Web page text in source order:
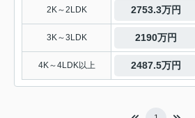
2K～2LDK 2753.3万円
3K～3LDK 2190万円
4K～4LDK以上 2487.5万円